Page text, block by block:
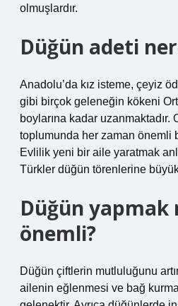
olmuşlardır.
Düğün adeti
Anadolu’da kız isteme, çeyiz
gibi birçok geleneğin kökeni
boylarına kadar uzanmaktadır.
toplumunda her zaman önemli
Evlilik yeni bir aile yaratmak
Türkler düğün törenlerine
Düğün yapmak
önemli?
Düğün çiftlerin mutluluğunu
ailenin eğlenmesi ve bağ